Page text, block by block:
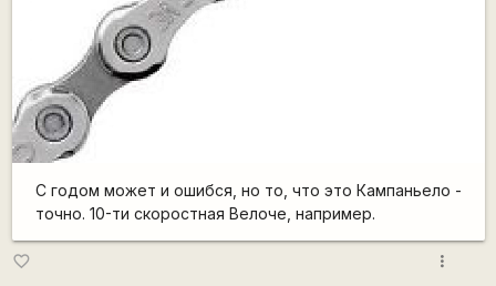
С годом может и ошибся, но то, что это Кампаньело -
точно. 10-ти скоростная Велоче, например.
favorite_border more_vert